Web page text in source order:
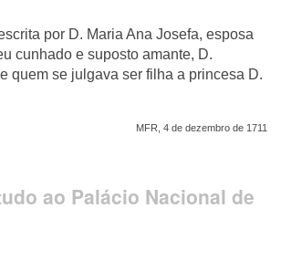
por D. Maria Ana Josefa, esposa
cunhado e suposto amante, D.
quem se julgava ser filha a princesa D.
MFR, 4 de dezembro de 1711
ao Palácio Nacional de